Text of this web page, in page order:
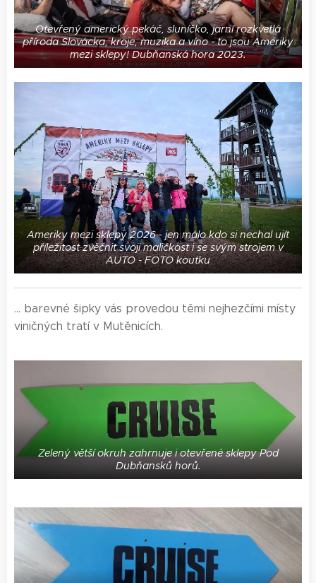
Otevřený americký pekáč, sluníčko, jarní rozkvetlá
příroda Slovácka, kroje, muzika a víno - to jsou Ameriky
mezi sklepy! Dubňanská hora 2023.
Ameriky mezi sklepy 2026 - jen málo kdo si nechal ujít
příležitost zvěčnit svoji maličkost i se svým strojem v
AUTO - FOTO koutku
... barevné šipky vás provedou těmi nejhezčími místy
viničných tratí v Mutěnicích.
Zelený větší okruh zahrnuje i otevřené sklepy Pod
Dubňansků horů.